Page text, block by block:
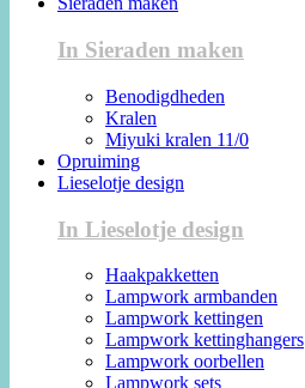
In Sieraden maken
Benodigdheden
Kralen
Miyuki kralen 11/0
Opruiming
Lieselotje design
In Lieselotje design
Haakpakketten
Lampwork armbanden
Lampwork kettingen
Lampwork kettinghangers
Lampwork oorbellen
Lampwork sets